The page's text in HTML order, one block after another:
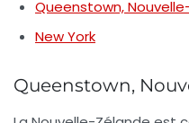
Queenstown,
New York
Queenstown,